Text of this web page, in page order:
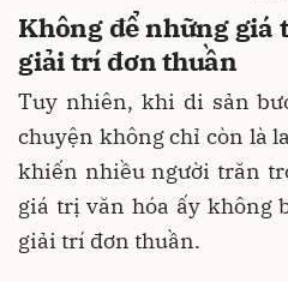
Không để những giá
giải trí đơn thuần
Tuy nhiên, khi di sản
chuyện không chỉ còn là
khiến nhiều người trăn
giá trị văn hóa ấy không
giải trí đơn thuần.